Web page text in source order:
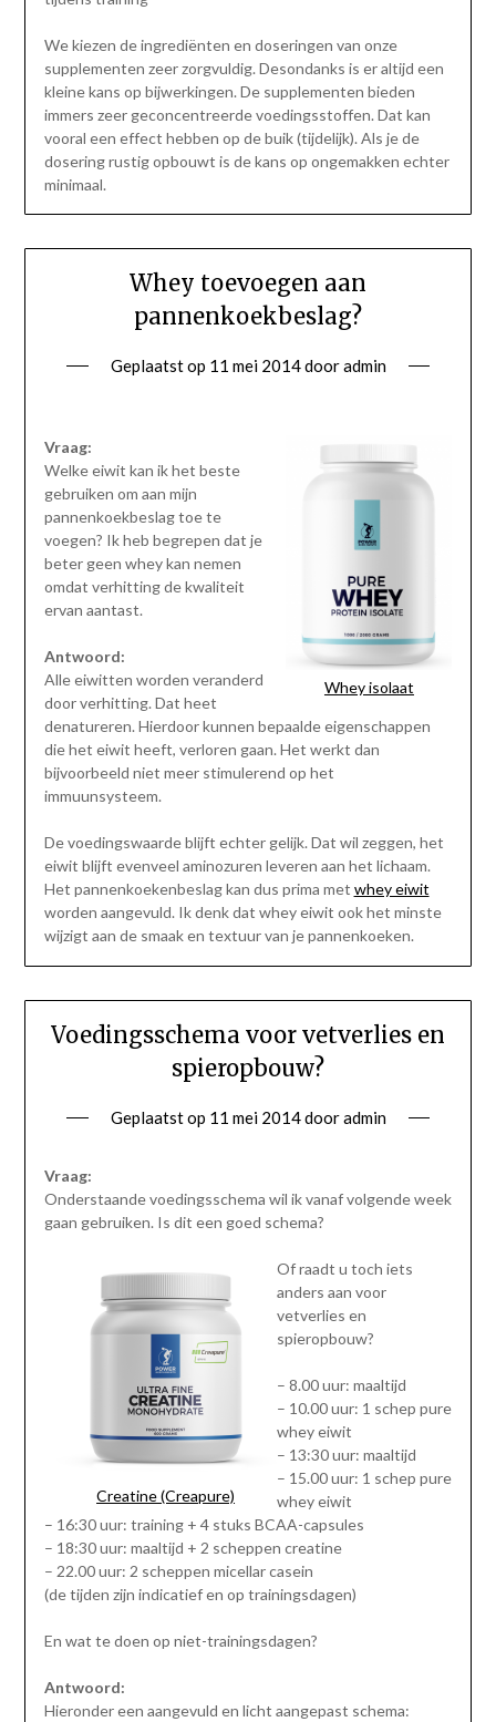
We kiezen de ingrediënten en doseringen van onze
supplementen zeer zorgvuldig. Desondanks is er altijd een
kleine kans op bijwerkingen. De supplementen bieden
immers zeer geconcentreerde voedingsstoffen. Dat kan
vooral een effect hebben op de buik (tijdelijk). Als je de
dosering rustig opbouwt is de kans op ongemakken echter
minimaal.
Whey toevoegen aan
pannenkoekbeslag?
Geplaatst op 11 mei 2014dooradmin
Whey isolaat
Vraag:
Welke eiwit kan ik het beste
gebruiken om aan mijn
pannenkoekbeslag toe te
voegen? Ik heb begrepen dat je
beter geen whey kan nemen
omdat verhitting de kwaliteit
ervan aantast.
Antwoord:
Alle eiwitten worden veranderd
door verhitting. Dat heet
denatureren. Hierdoor kunnen bepaalde eigenschappen
die het eiwit heeft, verloren gaan. Het werkt dan
bijvoorbeeld niet meer stimulerend op het
immuunsysteem.
De voedingswaarde blijft echter gelijk. Dat wil zeggen, het
eiwit blijft evenveel aminozuren leveren aan het lichaam.
Het pannenkoekenbeslag kan dus prima met whey eiwit
worden aangevuld. Ik denk dat whey eiwit ook het minste
wijzigt aan de smaak en textuur van je pannenkoeken.
Voedingsschema voor vetverlies en
spieropbouw?
Geplaatst op 11 mei 2014dooradmin
Vraag:
Onderstaande voedingsschema wil ik vanaf volgende week
gaan gebruiken. Is dit een goed schema?
Creatine (Creapure)
Of raadt u toch iets
anders aan voor
vetverlies en
spieropbouw?
– 8.00 uur: maaltijd
– 10.00 uur: 1 schep pure
whey eiwit
– 13:30 uur: maaltijd
– 15.00 uur: 1 schep pure
whey eiwit
– 16:30 uur: training + 4 stuks BCAA-capsules
– 18:30 uur: maaltijd + 2 scheppen creatine
– 22.00 uur: 2 scheppen micellar casein
(de tijden zijn indicatief en op trainingsdagen)
En wat te doen op niet-trainingsdagen?
Antwoord:
Hieronder een aangevuld en licht aangepast schema: